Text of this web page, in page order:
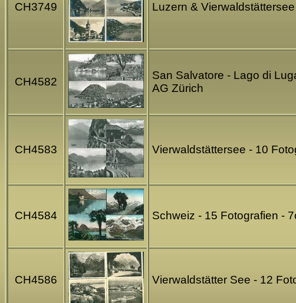
CH3749 Luzern &
CH4582
San Salvatore - Lago di
AG Zürich
CH4583 Vierwaldstättersee - 10
CH4584 Schweiz - 15 Fotografien -
CH4586 Vierwaldstätter See - 12